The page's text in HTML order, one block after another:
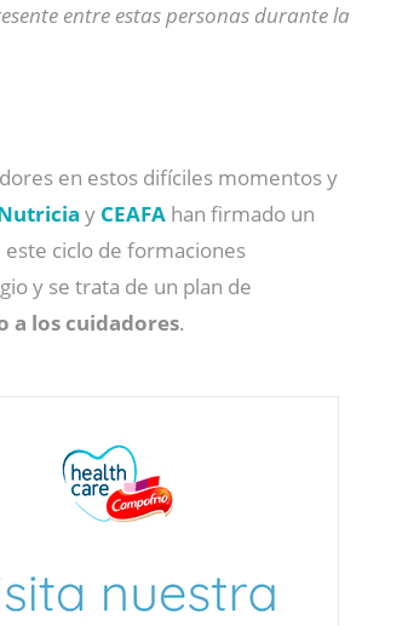
entre estas personas durante la
en estos difíciles momentos y
y CEAFA han firmado un
este ciclo de formaciones
y se trata de un plan de
a los cuidadores.